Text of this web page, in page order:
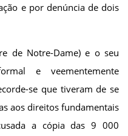
e por denúncia de dois
de Notre-Dame) e o seu
e veementemente
se que tiveram de se
aos direitos fundamentais
a cópia das 9 000